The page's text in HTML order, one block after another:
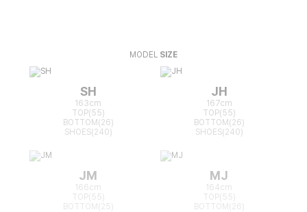
MODEL SIZE
SH
163cm
TOP(55)
BOTTOM(26)
SHOES(240)
JH
167cm
TOP(55)
BOTTOM(26)
SHOES(240)
JM
166cm
TOP(55)
BOTTOM(25)
MJ
164cm
TOP(55)
BOTTOM(26)